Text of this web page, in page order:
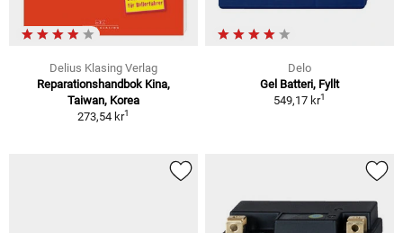
Delius Klasing Verlag
Reparationshandbok Kina,
Taiwan, Korea
273,54 kr1
Delo
Gel Batteri, Fyllt
549,17 kr1